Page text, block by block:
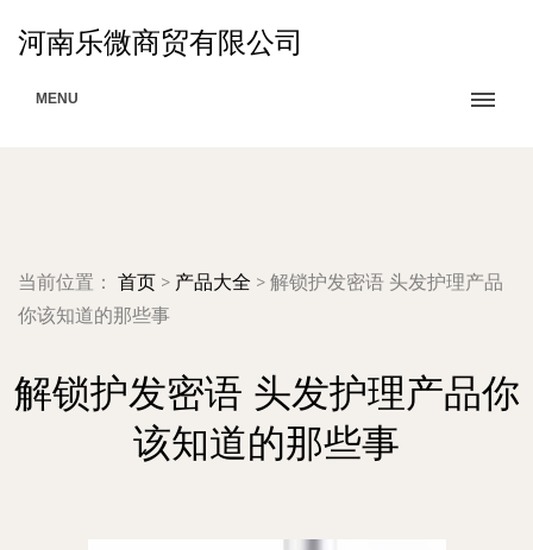
河南乐微商贸有限公司
MENU
当前位置： 首页 > 产品大全 > 解锁护发密语 头发护理产品
你该知道的那些事
解锁护发密语 头发护理产品你
该知道的那些事